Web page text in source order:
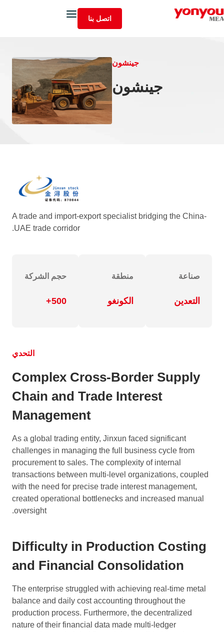
اتصل بنا
جينشون
جينشون
A trade and import-export specialist bridging the China-
UAE trade corridor.
صناعة
التعدين
منطقة
الكونغو
حجم الشركة
500+
التحدي
Complex Cross-Border Supply
Chain and Trade Interest
Management
As a global trading entity, Jinxun faced significant
challenges in managing the full business cycle from
procurement to sales. The complexity of internal
transactions between multi-level organizations, coupled
with the need for precise trade interest management,
created operational bottlenecks and increased manual
oversight.
Difficulty in Production Costing
and Financial Consolidation
The enterprise struggled with achieving real-time metal
balance and daily cost accounting throughout the
production process. Furthermore, the decentralized
nature of their financial data made multi-ledger